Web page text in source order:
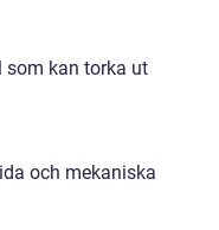
som kan torka ut
och mekaniska